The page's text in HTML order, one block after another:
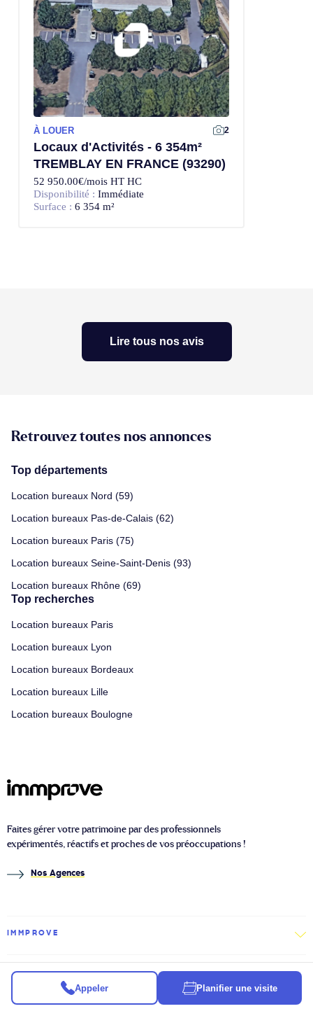
À LOUER 2
Locaux d'Activités - 6 354m²
TREMBLAY EN FRANCE (93290)
52 950.00€/mois HT HC
Disponibilité : Immédiate
Surface : 6 354 m²
Lire tous nos avis
Retrouvez toutes nos annonces
Top départements
Location bureaux Nord (59)
Location bureaux Pas-de-Calais (62)
Location bureaux Paris (75)
Location bureaux Seine-Saint-Denis (93)
Location bureaux Rhône (69)
Top recherches
Location bureaux Paris
Location bureaux Lyon
Location bureaux Bordeaux
Location bureaux Lille
Location bureaux Boulogne
Appeler Planifier une visite
Faites gérer votre patrimoine par des professionnels
expérimentés, réactifs et proches de vos préoccupations !
Nos Agences
IMMPROVE
IMMOBILIER